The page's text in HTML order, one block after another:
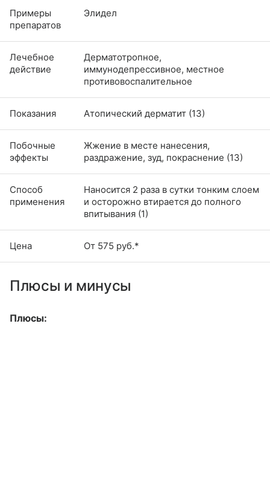
Примеры
препаратов
Элидел
Лечебное
действие
Дерматотропное,
иммунодепрессивное, местное
противовоспалительное
Показания Атопический дерматит (13)
Побочные
эффекты
Жжение в месте нанесения,
раздражение, зуд, покраснение (13)
Способ
применения
Наносится 2 раза в сутки тонким слоем
и осторожно втирается до полного
впитывания (1)
Цена От 575 руб.*
Плюсы и минусы
Плюсы: